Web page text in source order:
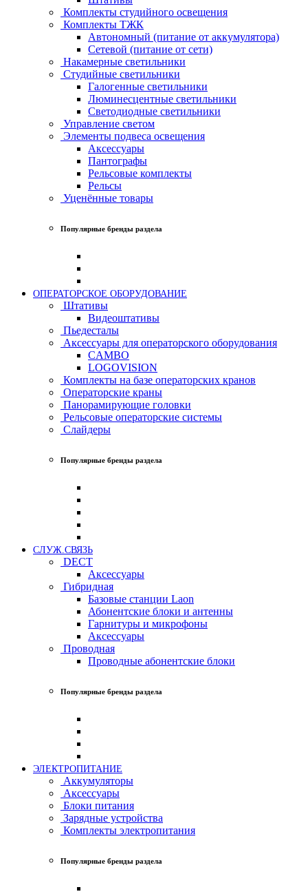
Комплекты студийного освещения
Комплекты ТЖК
Автономный (питание от аккумулятора)
Сетевой (питание от сети)
Накамерные светильники
Студийные светильники
Галогенные светильники
Люминесцентные светильники
Светодиодные светильники
Управление светом
Элементы подвеса освещения
Аксессуары
Пантографы
Рельсовые комплекты
Рельсы
Уценённые товары
Популярные бренды раздела
ОПЕРАТОРСКОЕ ОБОРУДОВАНИЕ
Штативы
Видеоштативы
Пьедесталы
Аксессуары для операторского оборудования
CAMBO
LOGOVISION
Комплекты на базе операторских кранов
Операторские краны
Панорамирующие головки
Рельсовые операторские системы
Слайдеры
Популярные бренды раздела
СЛУЖ.СВЯЗЬ
DECT
Аксессуары
Гибридная
Базовые станции Laon
Абонентские блоки и антенны
Гарнитуры и микрофоны
Аксессуары
Проводная
Проводные абонентские блоки
Популярные бренды раздела
ЭЛЕКТРОПИТАНИЕ
Аккумуляторы
Аксессуары
Блоки питания
Зарядные устройства
Комплекты электропитания
Популярные бренды раздела